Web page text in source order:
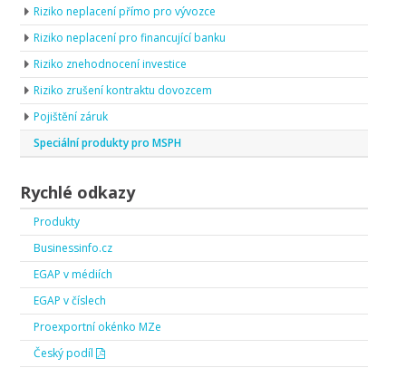
Riziko neplacení přímo pro vývozce
Riziko neplacení pro financující banku
Riziko znehodnocení investice
Riziko zrušení kontraktu dovozcem
Pojištění záruk
Speciální produkty pro MSPH
Rychlé odkazy
Produkty
Businessinfo.cz
EGAP v médiích
EGAP v číslech
Proexportní okénko MZe
Český podíl